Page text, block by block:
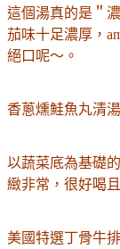
這個湯真的是＂
茄味十足濃厚，
絕口呢～。
香蔥燻鮭魚丸清湯
以蔬菜底為基礎
緻非常，很好喝
美國特選丁骨牛